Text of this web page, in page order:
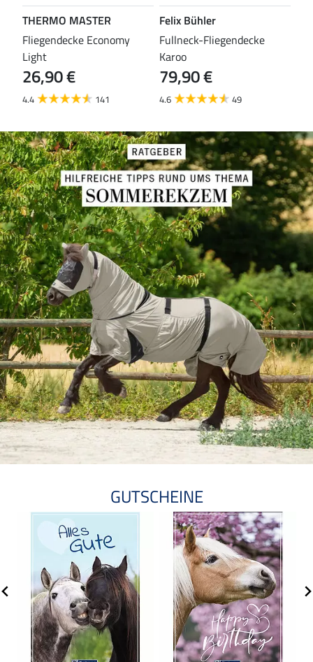
THERMO MASTER
Fliegendecke Economy
Light
26,90 €
4.4 141
Felix Bühler
Fullneck-Fliegendecke
Karoo
79,90 €
4.6 49
GUTSCHEINE